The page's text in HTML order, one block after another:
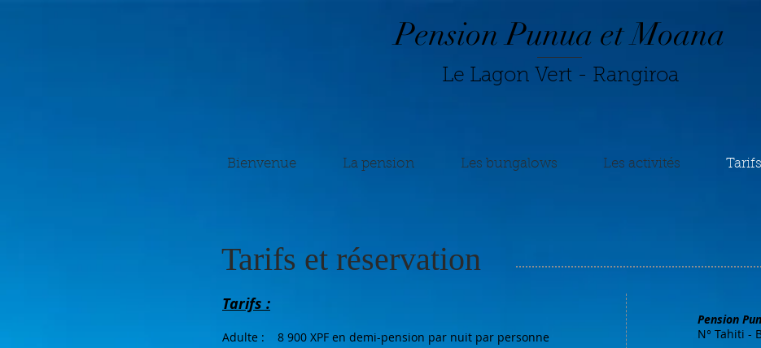
Pension Punua et Moana
Le Lagon Vert - Rangiroa
Bienvenue La pension Les bungalows Les activités
Tarifs et réservation
Tarifs :
Adulte : 8 900 XPF en demi-pension par nuit par personne
Pension
N° Tahiti -